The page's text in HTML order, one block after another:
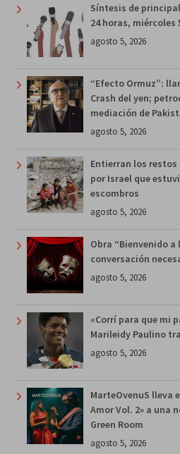
Síntesis de
24 horas, miércoles
agosto 5, 2026
“Efecto Ormuz”:
Crash del yen;
mediación de
agosto 5, 2026
Entierran los restos
por Israel que
escombros
agosto 5, 2026
Obra “Bienvenido
conversación
agosto 5, 2026
«Corrí para que mi
Marileidy Paulino
agosto 5, 2026
MarteOvenuS lleva
Amor Vol. 2» a una
Green Room
agosto 5, 2026